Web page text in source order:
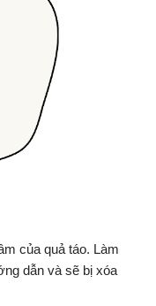
của quả táo. Làm
dẫn và sẽ bị xóa